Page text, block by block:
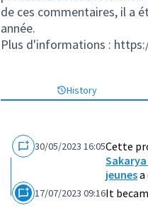
de ces commentaires, il a
année.
Plus d'informations : h
History
30/05/2023 16:05Cette
jeunesa
17/07/2023 09:16It